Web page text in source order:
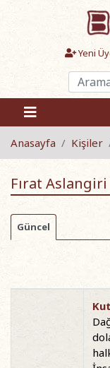
Yeni
Anasayfa Kişiler
Fırat Aslangiri
Güncel